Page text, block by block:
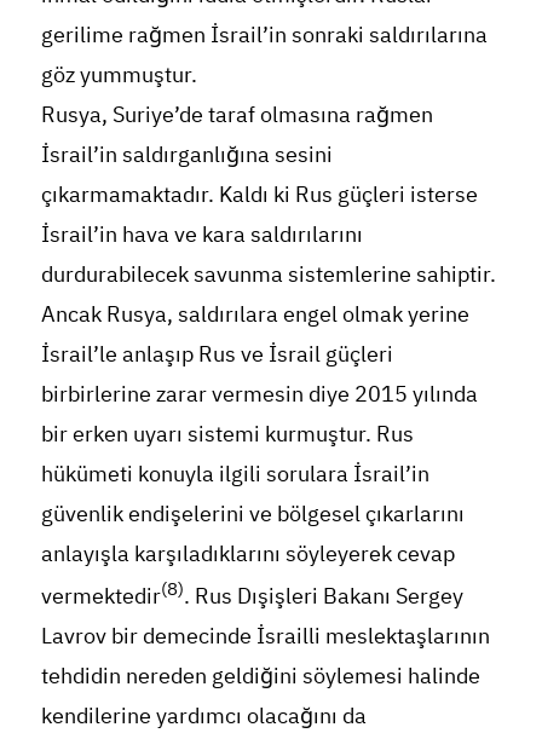
gerilime rağmen İsrail’in sonraki saldırılarına
göz yummuştur.
Rusya, Suriye’de taraf olmasına rağmen
İsrail’in saldırganlığına sesini
çıkarmamaktadır. Kaldı ki Rus güçleri isterse
İsrail’in hava ve kara saldırılarını
durdurabilecek savunma sistemlerine sahiptir.
Ancak Rusya, saldırılara engel olmak yerine
İsrail’le anlaşıp Rus ve İsrail güçleri
birbirlerine zarar vermesin diye 2015 yılında
bir erken uyarı sistemi kurmuştur. Rus
hükümeti konuyla ilgili sorulara İsrail’in
güvenlik endişelerini ve bölgesel çıkarlarını
anlayışla karşıladıklarını söyleyerek cevap
vermektedir(8). Rus Dışişleri Bakanı Sergey
Lavrov bir demecinde İsrailli meslektaşlarının
tehdidin nereden geldiğini söylemesi halinde
kendilerine yardımcı olacağını da